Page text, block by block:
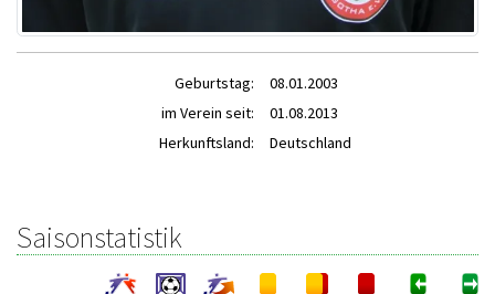
Geburtstag:
08.01.2003
im Verein seit:
01.08.2013
Herkunftsland:
Deutschland
Saisonstatistik